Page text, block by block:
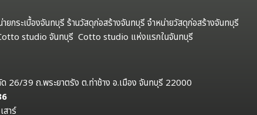
ยกระเบื้องจันทบุรี ร้านวัสดุก่อสร้างจันทบุรี จำหน่ายวัสดุก่อสร้างจันทบุรี
studio จันทบุรี Cotto studio แห่งแรกในจันทบุรี
26/39 ถ.พระยาตรัง ต.ท่าช้าง อ.เมือง จันทบุรี 22000
สาร์